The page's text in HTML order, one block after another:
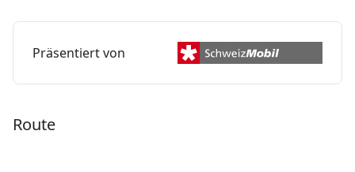
Präsentiert von
Route